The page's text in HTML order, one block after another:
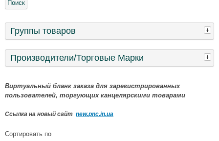
Группы товаров
Производители/Торговые Марки
Виртуальный бланк заказа для зарегистрированных
пользователей, торгующих канцелярскими товарами
Ссылка на новый сайт new.pnc.in.ua
Сортировать по